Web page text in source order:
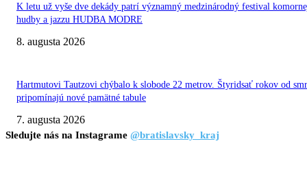
K letu už vyše dve dekády patrí významný medzinárodný festival
hudby a jazzu HUDBA MODRE
8. augusta 2026
Hartmutovi Tautzovi chýbalo k slobode 22 metrov. Štyridsať rokov od
pripomínajú nové pamätné tabule
7. augusta 2026
Sledujte nás na Instagrame @bratislavsky_kraj